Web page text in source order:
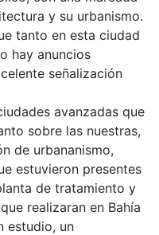
y su urbanismo.
tanto en esta ciudad
hay anuncios
señalización
avanzadas que
sobre las nuestras,
de urbananismo,
estuvieron presentes
de tratamiento y
realizaran en Bahía
estudio, un